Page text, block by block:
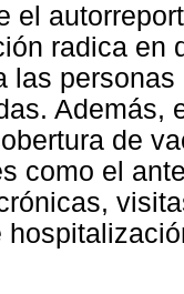
el
radica en
las
Además,
de
como el